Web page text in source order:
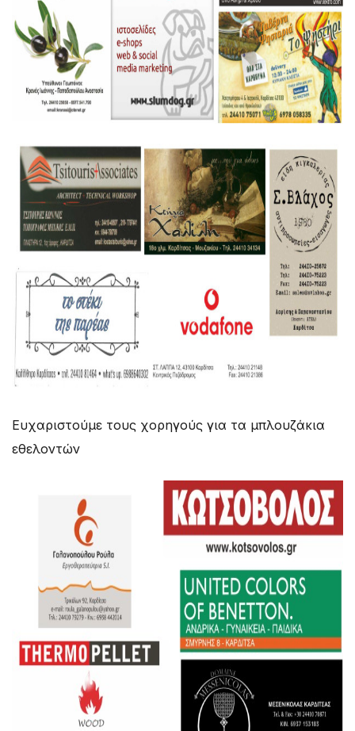
Eυχαριστούμε τους χορηγούς για τα μπλουζάκια
εθελοντών